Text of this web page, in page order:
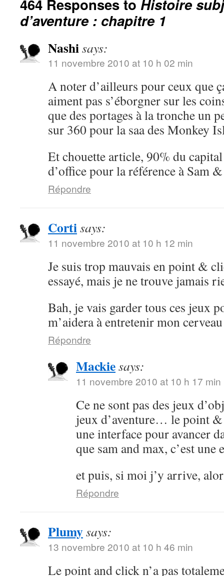
464 Responses to Histoire
d’aventure : chapitre 1
Nashisays:
11 novembre 2010 at 10 h 02 min
A noter d’ailleurs pour ceux que
aiment pas s’éborgner sur les
que des portages à la tronche un
sur 360 pour la saa des Monkey
Et chouette article, 90% du
d’office pour la référence à Sam
Répondre
Cortisays:
11 novembre 2010 at 10 h 12 min
Je suis trop mauvais en point &
essayé, mais je ne trouve jamais
Bah, je vais garder tous ces jeux
m’aidera à entretenir mon
Répondre
Mackiesays:
11 novembre 2010 at 10 h 17 min
Ce ne sont pas des jeux
jeux d’aventure… le point
une interface pour avancer
que sam and max, c’est
et puis, si moi j’y arrive,
Répondre
Plumysays:
13 novembre 2010 at 10 h 46 min
Le point and click n’a pas